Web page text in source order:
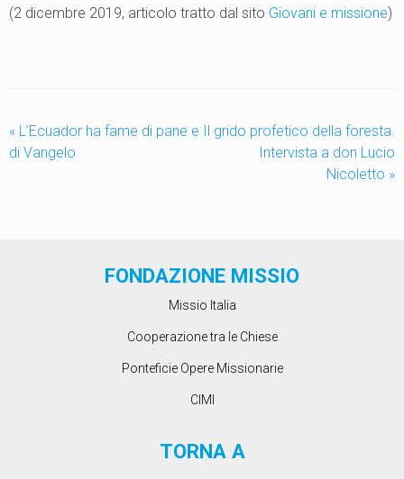
(2 dicembre 2019, articolo tratto dal sito Giovani e missione)
« L’Ecuador ha fame di pane e
di Vangelo
Il grido profetico della foresta.
Intervista a don Lucio
Nicoletto »
FONDAZIONE MISSIO
Missio Italia
Cooperazione tra le Chiese
Ponteficie Opere Missionarie
CIMI
TORNA A